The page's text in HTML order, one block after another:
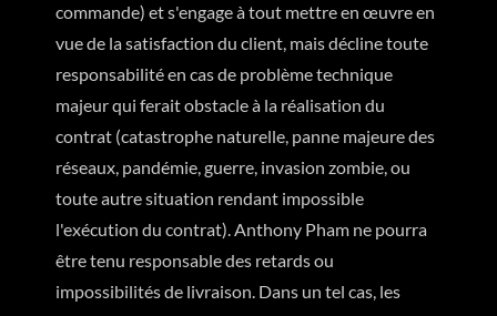
commande) et s'engage à tout mettre en œuvre en
vue de la satisfaction du client, mais décline toute
responsabilité en cas de problème technique
majeur qui ferait obstacle à la réalisation du
contrat (catastrophe naturelle, panne majeure des
réseaux, pandémie, guerre, invasion zombie, ou
toute autre situation rendant impossible
l'exécution du contrat). Anthony Pham ne pourra
être tenu responsable des retards ou
impossibilités de livraison. Dans un tel cas, les